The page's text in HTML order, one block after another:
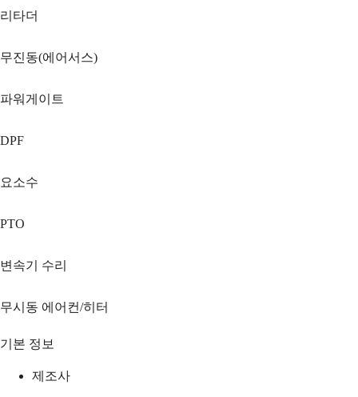
리타더
무진동(에어서스)
파워게이트
DPF
요소수
PTO
변속기 수리
무시동 에어컨/히터
기본 정보
제조사